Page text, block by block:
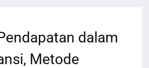
dalam
Metode